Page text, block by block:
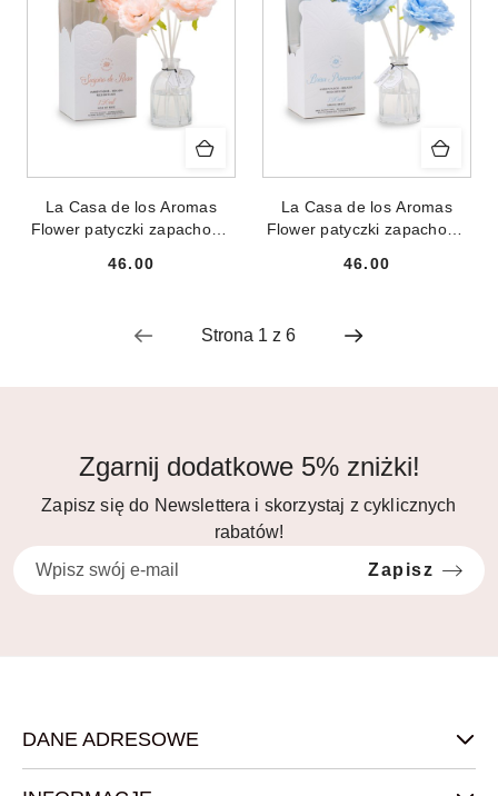
La Casa de los Aromas
Flower patyczki zapachowe
Cena:
46.00
La Casa de los Aromas
Flower patyczki zapachowe
Cena:
46.00
Zgarnij dodatkowe 5% zniżki!
Zapisz się do Newslettera i skorzystaj z cyklicznych
rabatów!
Zapisz
DANE ADRESOWE